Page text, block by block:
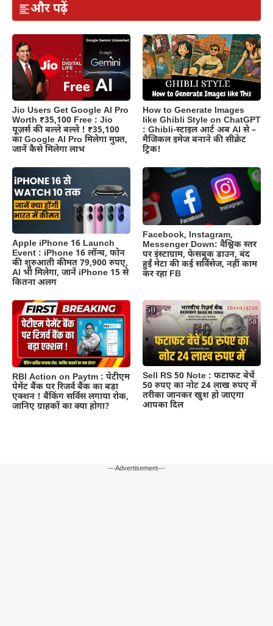
और पढ़ें
Jio Users Get Google AI Pro
Worth ₹35,100 Free : Jio
यूज़र्स की बल्ले बल्ले ! ₹35,100
का Google AI Pro मिलेगा मुफ़्त,
जानें कैसे मिलेगा लाभ
How to Generate Images
like Ghibli Style on ChatGPT
: Ghibli-स्टाइल आर्ट अब AI से –
मैजिकल इमेज बनाने की सीक्रेट
ट्रिक!
Apple iPhone 16 Launch
Event : iPhone 16 लॉन्च, फोन
की शुरुआती कीमत 79,900 रुपए,
AI भी मिलेगा, जानें iPhone 15 से
कितना अलग
Facebook, Instagram,
Messenger Down: वैश्विक स्तर
पर इंस्टाग्राम, फेसबुक डाउन, बंद
हुईं मेटा की कई सर्विसेज, नहीं काम
कर रहा FB
RBI Action on Paytm : पेटीएम
पेमेंट बैंक पर रिजर्व बैंक का बड़ा
एक्शन ! बैंकिंग सर्विस लगाया रोक,
जानिए ग्राहकों का क्या होगा?
Sell RS 50 Note : फटाफट बेचें
50 रुपए का नोट 24 लाख रुपए में
तरीका जानकर खुश हो जाएगा
आपका दिल
---Advertisement---